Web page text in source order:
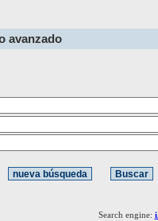
avanzado
Search engine: